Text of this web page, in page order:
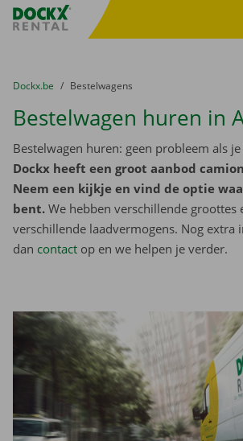
Fratello DEMO
U bevindt zich hier:
van
Dockx.be naar
Bestelwagens
Bestelwagen huren in
Bestelwagen huren: geen probleem als
Dockx heeft een groot aanbod
Neem een kijkje en vind de optie
bent. We hebben verschillende groottes
verschillende laadvermogens. Nog extra
dan contact op en we helpen je verder.